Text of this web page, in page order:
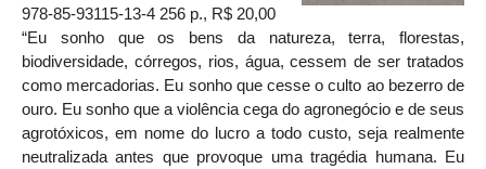
978-85-93115-13-4 256 p., R$ 20,00
“Eu sonho que os bens da natureza, terra, florestas,
biodiversidade, córregos, rios, água, cessem de ser tratados
como mercadorias. Eu sonho que cesse o culto ao bezerro de
ouro. Eu sonho que a violência cega do agronegócio e de seus
agrotóxicos, em nome do lucro a todo custo, seja realmente
neutralizada antes que provoque uma tragédia humana. Eu